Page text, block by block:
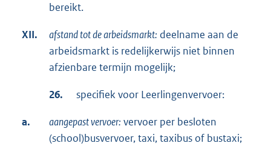
bereikt.
XII. afstand tot de arbeidsmarkt: deelname aan de
arbeidsmarkt is redelijkerwijs niet binnen
afzienbare termijn mogelijk;
26. specifiek voor Leerlingenvervoer:
a. aangepast vervoer: vervoer per besloten
(school)busvervoer, taxi, taxibus of bustaxi;